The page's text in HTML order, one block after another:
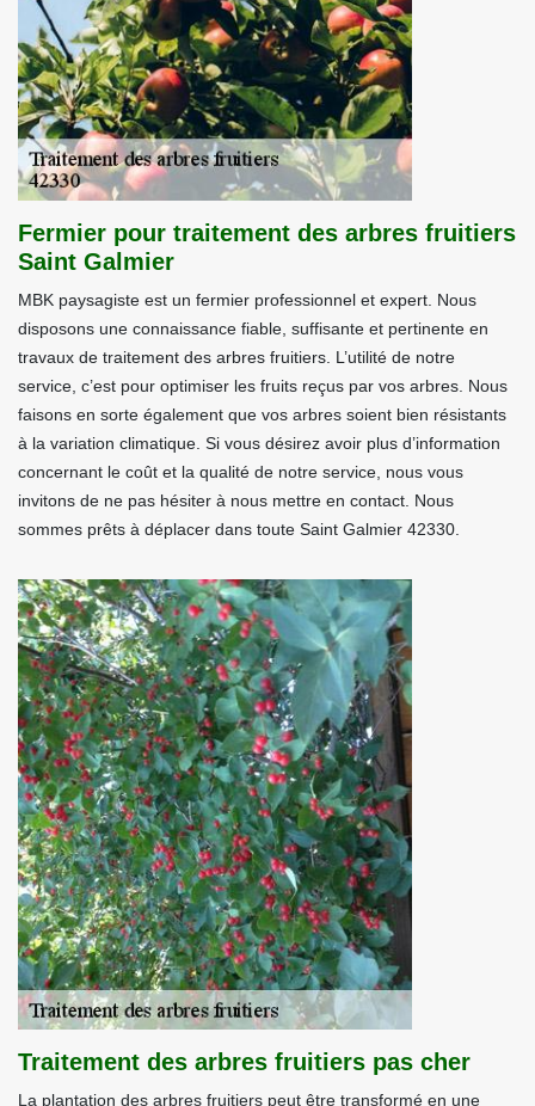
Fermier pour traitement des arbres fruitiers
Saint Galmier
MBK paysagiste est un fermier professionnel et expert. Nous
disposons une connaissance fiable, suffisante et pertinente en
travaux de traitement des arbres fruitiers. L’utilité de notre
service, c’est pour optimiser les fruits reçus par vos arbres. Nous
faisons en sorte également que vos arbres soient bien résistants
à la variation climatique. Si vous désirez avoir plus d’information
concernant le coût et la qualité de notre service, nous vous
invitons de ne pas hésiter à nous mettre en contact. Nous
sommes prêts à déplacer dans toute Saint Galmier 42330.
Traitement des arbres fruitiers pas cher
La plantation des arbres fruitiers peut être transformé en une